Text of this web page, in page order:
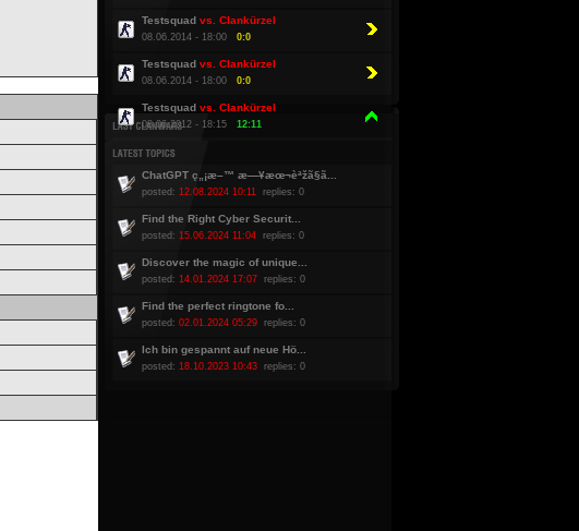
Testsquad vs. Clankürzel
08.06.2014 - 18:00 0:0
Testsquad vs. Clankürzel
08.06.2014 - 18:00 0:0
Testsquad vs. Clankürzel
08.06.2012 - 18:15 12:11
ChatGPT ç„¡æ–™ æ—¥æœ¬èªžã§ã...
posted: 12.08.2024 10:11 replies: 0
Find the Right Cyber Securit...
posted: 15.06.2024 11:04 replies: 0
Discover the magic of unique...
posted: 14.01.2024 17:07 replies: 0
Find the perfect ringtone fo...
posted: 02.01.2024 05:29 replies: 0
Ich bin gespannt auf neue Hö...
posted: 18.10.2023 10:43 replies: 0